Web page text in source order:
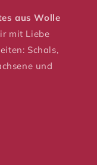
aus Wolle
mit Liebe
Schals,
und